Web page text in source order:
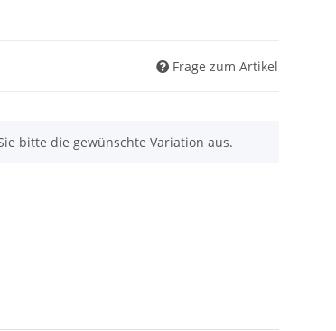
Frage zum Artikel
bitte die gewünschte Variation aus.